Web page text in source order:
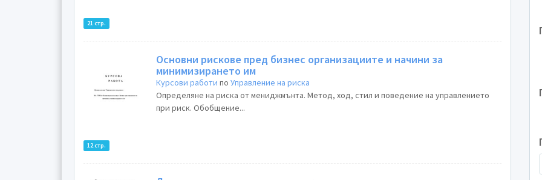
21 стр.
12 стр.
Основни рискове пред бизнес организациите и начини за
минимизирането им
Курсови работи поУправление на риска
Определяне на риска от мениджмънта. Метод, ход, стил и поведение на управлението
при риск. Обобщение...